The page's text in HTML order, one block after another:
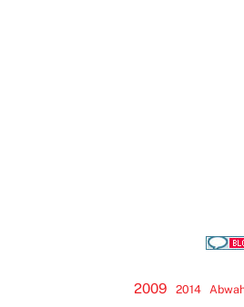
2009 2014